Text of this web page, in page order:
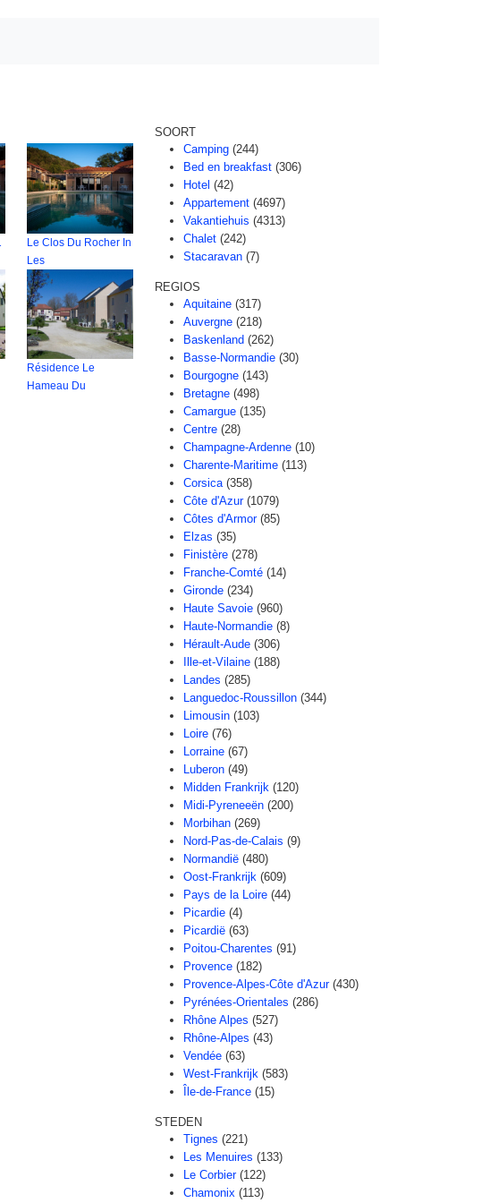
Le Clos Du Rocher In
Les
Résidence Le
Hameau Du
SOORT
Camping (244)
Bed en breakfast (306)
Hotel (42)
Appartement (4697)
Vakantiehuis (4313)
Chalet (242)
Stacaravan (7)
REGIOS
Aquitaine (317)
Auvergne (218)
Baskenland (262)
Basse-Normandie (30)
Bourgogne (143)
Bretagne (498)
Camargue (135)
Centre (28)
Champagne-Ardenne (10)
Charente-Maritime (113)
Corsica (358)
Côte d'Azur (1079)
Côtes d'Armor (85)
Elzas (35)
Finistère (278)
Franche-Comté (14)
Gironde (234)
Haute Savoie (960)
Haute-Normandie (8)
Hérault-Aude (306)
Ille-et-Vilaine (188)
Landes (285)
Languedoc-Roussillon (344)
Limousin (103)
Loire (76)
Lorraine (67)
Luberon (49)
Midden Frankrijk (120)
Midi-Pyreneeën (200)
Morbihan (269)
Nord-Pas-de-Calais (9)
Normandië (480)
Oost-Frankrijk (609)
Pays de la Loire (44)
Picardie (4)
Picardië (63)
Poitou-Charentes (91)
Provence (182)
Provence-Alpes-Côte d'Azur (430)
Pyrénées-Orientales (286)
Rhône Alpes (527)
Rhône-Alpes (43)
Vendée (63)
West-Frankrijk (583)
Île-de-France (15)
STEDEN
Tignes (221)
Les Menuires (133)
Le Corbier (122)
Chamonix (113)